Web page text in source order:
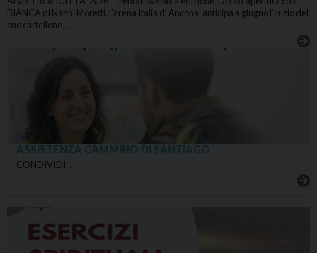
BIANCA di Nanni Moretti, l’arena Italia di Ancona, anticipa a giugno l’inizio del
suo cartellone…
ASSISTENZA CAMMINO DI SANTIAGO
CONDIVIDI…